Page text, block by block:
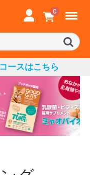
0 Menu
ースはこちら